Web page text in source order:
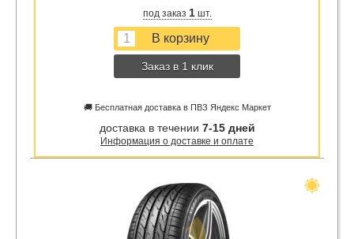
под заказ 1шт.
Заказ в 1 клик
🚚 Бесплатная доставка в ПВЗ Яндекс Маркет
доставка в течении 7-15 дней
Информация о доставке и оплате